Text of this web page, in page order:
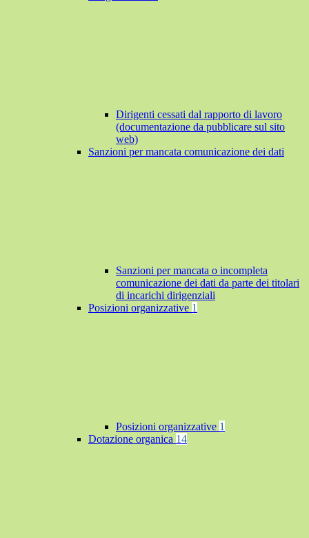
Dirigenti cessati dal rapporto di lavoro
(documentazione da pubblicare sul sito
web)
Sanzioni per mancata comunicazione dei dati
Sanzioni per mancata o incompleta
comunicazione dei dati da parte dei titolari
di incarichi dirigenziali
Posizioni organizzative 1
Posizioni organizzative 1
Dotazione organica 14